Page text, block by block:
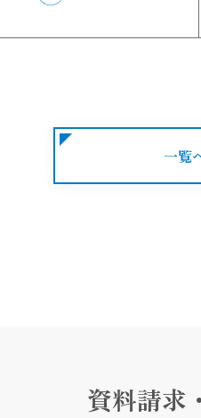
一覧
資料請求